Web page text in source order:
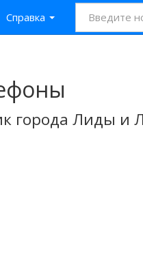
Справка
города Лиды и